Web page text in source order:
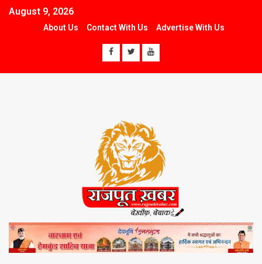
August 9, 2026
About Us Contact With Us Advertise With Us